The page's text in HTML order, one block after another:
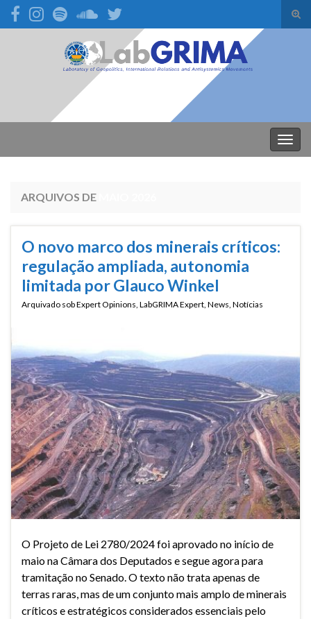
Search for:
ARQUIVOS DE
O novo marco dos minerais críticos:
regulação ampliada, autonomia
limitada por Glauco Winkel
Arquivado sobExpert Opinions, LabGRIMA Expert, News, Notícias
O Projeto de Lei 2780/2024 foi aprovado no início de
maio na Câmara dos Deputados e segue agora para
tramitação no Senado. O texto não trata apenas de
terras raras, mas de um conjunto mais amplo de minerais
críticos e estratégicos considerados essenciais pelo